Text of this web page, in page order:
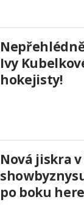
Ivy
hokejisty!
Nová jiskra
po boku